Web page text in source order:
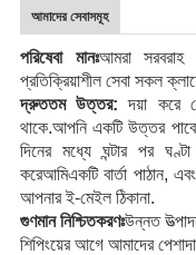
আমাদের সেবাসমূহ
পরিষেবা মানঃআমরা সরবরাহ
প্রতিক্রিয়াশীল সেবা সকল
দ্রুততম উত্তর:
দয়া করে
থাকে.আপনি একটি উত্তর
দিনের মধ্যে ঘন্টার পর
করেআমিএকটি বার্তা পাঠান,
আপনার ই-মেইল ঠিকানা.
গুণমান নিশ্চিতকরণঃউন্নত
শিপিংয়ের আগে আমাদের